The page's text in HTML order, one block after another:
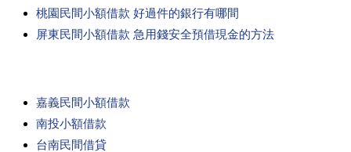
桃園民間小額借款 好過件的銀行有哪間
屏東民間小額借款 急用錢安全預借現金的方法
嘉義民間小額借款
南投小額借款
台南民間借貸